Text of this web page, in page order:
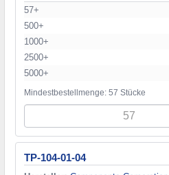
57+
500+
1000+
2500+
5000+
Mindestbestellmenge: 57 Stücke
TP-104-01-04